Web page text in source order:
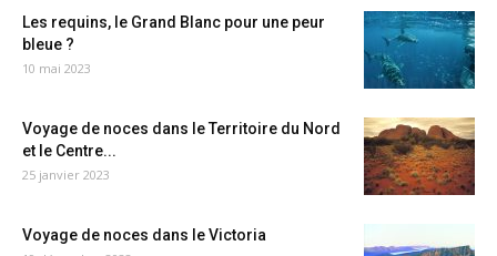
Les requins, le Grand Blanc pour une peur
bleue ?
10 mai 2023
Voyage de noces dans le Territoire du Nord
et le Centre...
25 janvier 2023
Voyage de noces dans le Victoria